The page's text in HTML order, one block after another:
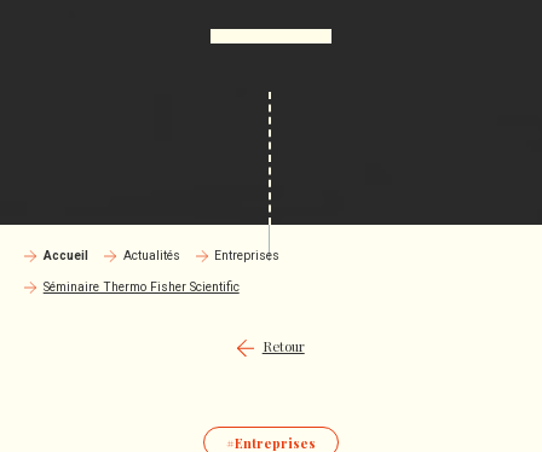
Accueil Actualités Entreprises
Séminaire Thermo Fisher Scientific
Retour
Entreprises